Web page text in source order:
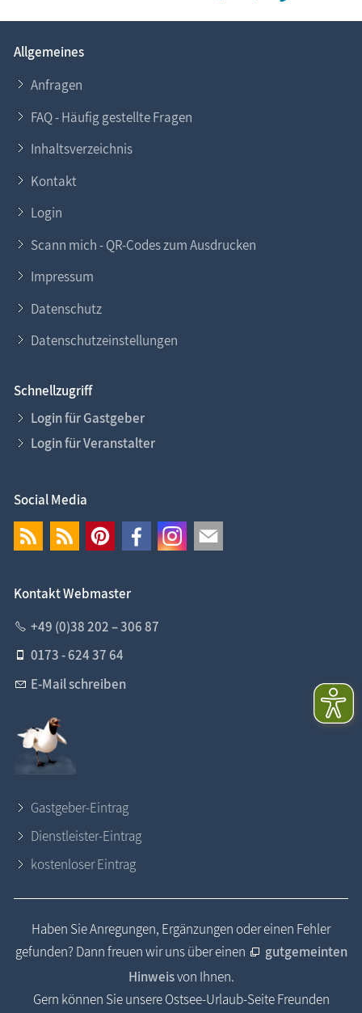
Allgemeines
Anfragen
FAQ - Häufig gestellte Fragen
Inhaltsverzeichnis
Kontakt
Login
Scann mich - QR-Codes zum Ausdrucken
Impressum
Datenschutz
Datenschutzeinstellungen
Schnellzugriff
Login für Gastgeber
Login für Veranstalter
Social Media
Kontakt Webmaster
+49 (0)38 202 – 306 87
0173 - 624 37 64
E-Mail schreiben
Gastgeber-Eintrag
Dienstleister-Eintrag
kostenloser Eintrag
Haben Sie Anregungen, Ergänzungen oder einen Fehler
gefunden? Dann freuen wir uns über einen
gutgemeinten
Hinweisvon Ihnen.
Gern können Sie unsere Ostsee-Urlaub-Seite Freunden